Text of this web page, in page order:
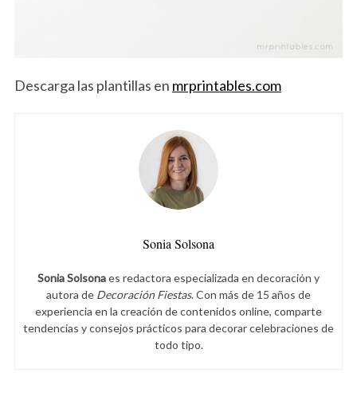
Descarga las plantillas en mrprintables.com
Sonia Solsona
Sonia Solsonaes redactora especializada en decoración y
autora de Decoración Fiestas. Con más de 15 años de
experiencia en la creación de contenidos online, comparte
tendencias y consejos prácticos para decorar celebraciones de
todo tipo.